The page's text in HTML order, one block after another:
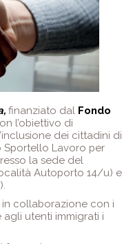
finanziato dal Fondo
l’obiettivo di
dei cittadini di
Sportello Lavoro per
la sede del
Autoporto 14/u) e
collaborazione con i
agli utenti immigrati i